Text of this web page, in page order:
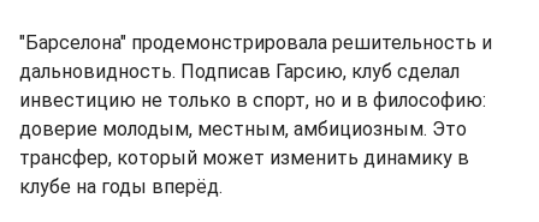
"Барселона" продемонстрировала решительность и
дальновидность. Подписав Гарсию, клуб сделал
инвестицию не только в спорт, но и в философию:
доверие молодым, местным, амбициозным. Это
трансфер, который может изменить динамику в
клубе на годы вперёд.